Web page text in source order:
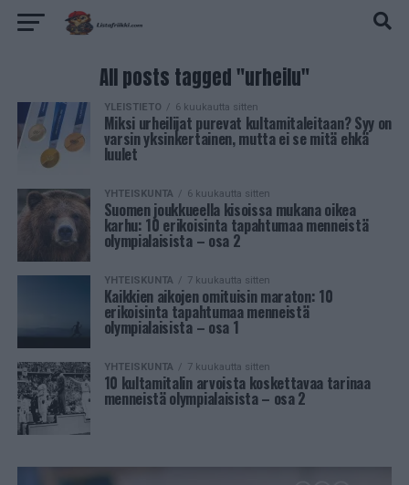
All posts tagged "urheilu"
YLEISTIETO 6 kuukautta sitten
Miksi urheilijat purevat kultamitaleitaan? Syy on
varsin yksinkertainen, mutta ei se mitä ehkä
luulet
YHTEISKUNTA 6 kuukautta sitten
Suomen joukkueella kisoissa mukana oikea
karhu: 10 erikoisinta tapahtumaa menneistä
olympialaisista – osa 2
YHTEISKUNTA 7 kuukautta sitten
Kaikkien aikojen omituisin maraton: 10
erikoisinta tapahtumaa menneistä
olympialaisista – osa 1
YHTEISKUNTA 7 kuukautta sitten
10 kultamitalin arvoista koskettavaa tarinaa
menneistä olympialaisista – osa 2